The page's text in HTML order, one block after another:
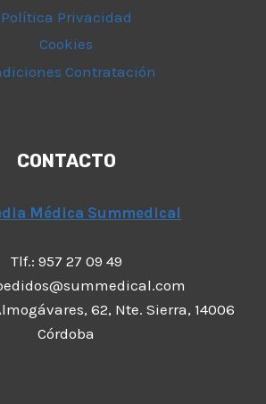
Política Privacidad
Cookies
Contratación
CONTACTO
Médica Summedical
Tlf.: 957 27 09 49
62, Nte. Sierra, 14006
Córdoba